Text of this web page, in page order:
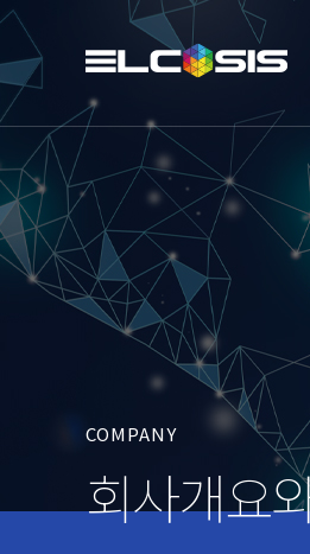
COMPANY
회사개요